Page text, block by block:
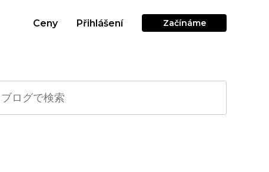
Ceny Přihlášení Začínáme